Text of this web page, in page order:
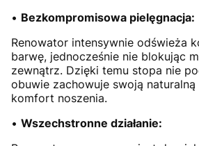
• Bezkompromisowa pielęgnacja:
Renowator intensywnie odświeża
barwę, jednocześnie nie blokując
zewnątrz. Dzięki temu stopa nie
obuwie zachowuje swoją
komfort noszenia.
• Wszechstronne działanie: